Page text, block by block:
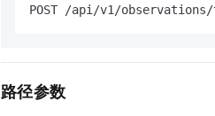
POST /api/v1/
路径参数